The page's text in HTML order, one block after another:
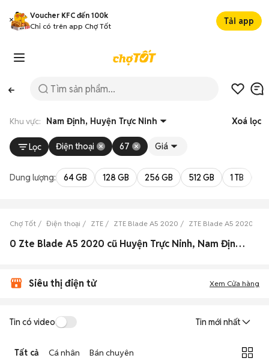
Voucher KFC đến 100k
Chỉ có trên app Chợ Tốt
Tải app
Khu vực: Nam Định, Huyện Trực Ninh Xoá lọc
Lọc Điện thoại 67 Giá
Dung lượng: 64 GB 128 GB 256 GB 512 GB 1 TB
Chợ Tốt Điện thoại ZTE ZTE Blade A5 2020 ZTE Blade A5 2020
0 Zte Blade A5 2020 cũ Huyện Trực Ninh, Nam Định đẹp
Siêu thị điện tử Xem Cửa hàng
Tin có video Tin mới nhất
Tất cả Cá nhân Bán chuyên